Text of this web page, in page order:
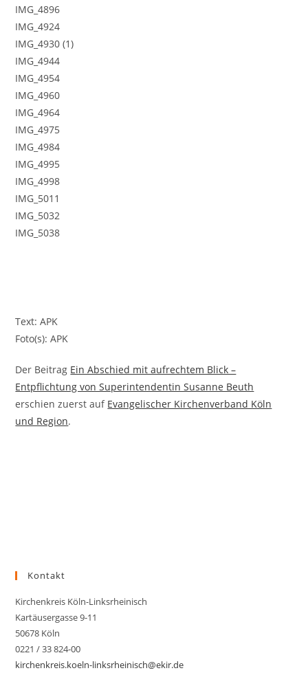
IMG_4896
IMG_4924
IMG_4930 (1)
IMG_4944
IMG_4954
IMG_4960
IMG_4964
IMG_4975
IMG_4984
IMG_4995
IMG_4998
IMG_5011
IMG_5032
IMG_5038
Text: APK
Foto(s): APK
Der Beitrag Ein Abschied mit aufrechtem Blick –
Entpflichtung von Superintendentin Susanne Beuth
erschien zuerst auf Evangelischer Kirchenverband Köln
und Region.
Kontakt
Kirchenkreis Köln-Linksrheinisch
Kartäusergasse 9-11
50678 Köln
0221 / 33 824-00
kirchenkreis.koeln-linksrheinisch@ekir.de